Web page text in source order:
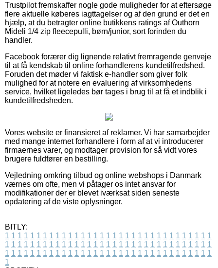
Trustpilot fremskaffer nogle gode muligheder for at eftersøge
flere aktuelle køberes iagttagelser og af den grund er det en
hjælp, at du betragter online butikkens ratings af Outhorn
Mideli 1/4 zip fleecepulli, børn/junior, sort forinden du
handler.
Facebook forærer dig lignende relativt fremragende genveje
til at få kendskab til online forhandlerens kundetilfredshed.
Foruden det møder vi faktisk e-handler som giver folk
mulighed for at notere en evaluering af virksomhedens
service, hvilket ligeledes bør tages i brug til at få et indblik i
kundetilfredsheden.
Vores website er finansieret af reklamer. Vi har samarbejder
med mange internet forhandlere i form af at vi introducerer
firmaernes varer, og modtager provision for så vidt vores
brugere fuldfører en bestilling.
Vejledning omkring tilbud og online webshops i Danmark
værnes om ofte, men vi påtager os intet ansvar for
modifikationer der er blevet iværksat siden seneste
opdatering af de viste oplysninger.
BITLY:
1 1 1 1 1 1 1 1 1 1 1 1 1 1 1 1 1 1 1 1 1 1 1 1 1 1 1 1 1 1 1 1 1
1 1 1 1 1 1 1 1 1 1 1 1 1 1 1 1 1 1 1 1 1 1 1 1 1 1 1 1 1 1 1 1 1
1 1 1 1 1 1 1 1 1 1 1 1 1 1 1 1 1 1 1 1 1 1 1 1 1 1 1 1 1 1 1 1 1
1